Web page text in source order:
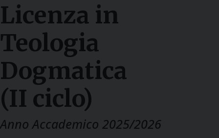
Licenza in
Teologia
Dogmatica
(II ciclo)
Anno Accademico 2025/2026